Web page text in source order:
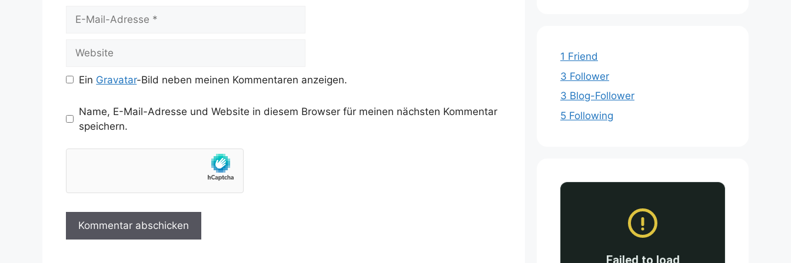
Website
Ein Gravatar-Bild neben meinen Kommentaren anzeigen.
Name, E-Mail-Adresse und Website in diesem Browser für meinen nächsten Kommentar
speichern.
1 Friend
3 Follower
3 Blog-Follower
5 Following